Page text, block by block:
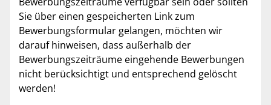
Sie über einen gespeicherten Link zum
Bewerbungsformular gelangen, möchten wir
darauf hinweisen, dass außerhalb der
Bewerbungszeiträume eingehende Bewerbungen
nicht berücksichtigt und entsprechend gelöscht
werden!